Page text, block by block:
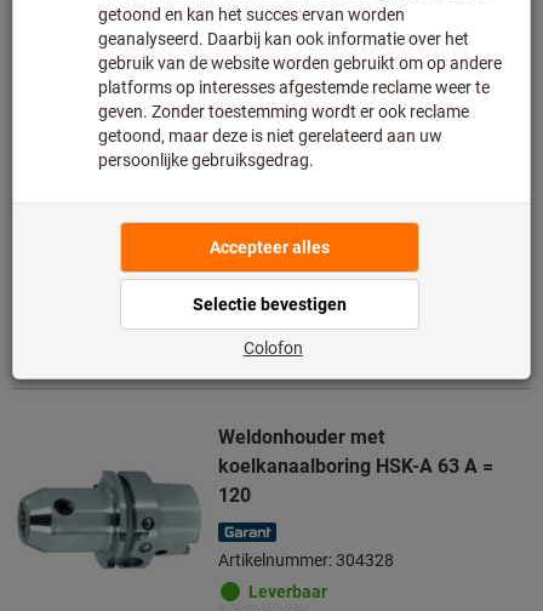
Weldonhouder HSK-A 63 A = 100
Artikelnummer: 304309
Leverbaar
Excl. BTWExcl. verzendkosten
Naar de varianten
Weldonhouder met
koelkanaalboring HSK-A 63 A =
120
Artikelnummer: 304328
Leverbaar